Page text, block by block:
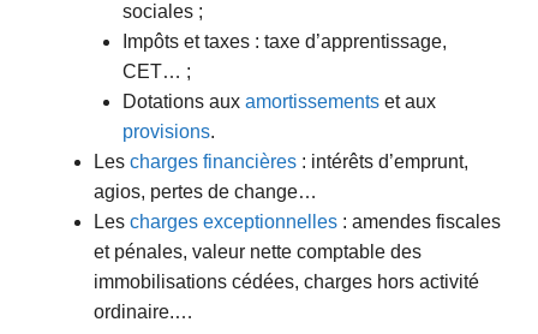
sociales ;
Impôts et taxes : taxe d’apprentissage,
CET… ;
Dotations aux amortissements et aux
provisions.
Les charges financières : intérêts d’emprunt,
agios, pertes de change…
Les charges exceptionnelles : amendes fiscales
et pénales, valeur nette comptable des
immobilisations cédées, charges hors activité
ordinaire.…